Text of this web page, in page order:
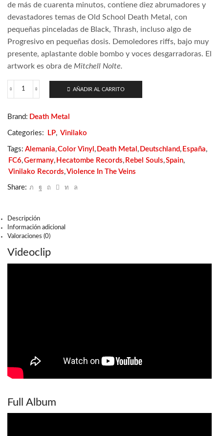
de más de cuarenta minutos, contiene diez abrumadores y
devastadores temas de Old School Death Metal, con
pequeñas pinceladas de Black, Thrash, incluso algo de
Progresivo en pequeñas dosis. Demoledores riffs, bajo muy
presente, aplastante doble bombo y voces desgarradoras. El
artwork es obra de Mitchell Nolte.
Rebel
Dawn
Depravity
(color)
AÑADIR AL CARRITO
Brand: Death Metal
Categories: LP, Vinilako
Tags: Alemania,Color Vinyl , Death Metal , Deutschland, España,
FC6,Germany, Hecatombe Records, Rebel Souls,Spain,
Vinilako Records,Violence In The Veins
Share:
Descripción
Información adicional
Valoraciones (0)
Videoclip
Full Album